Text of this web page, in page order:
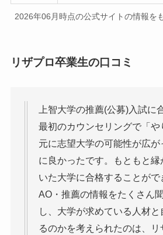
2026年06月時点の公式サイトの情報を
リザプロ卒業生の口コミ
上智大学の推薦(公募)入試に
最初のカウンセリングで「や
元に志望大学の可能性が広が
に良かったです。もともと縁
いた大学に合格することがで
AO・推薦の情報をたくさん
し、大学が求めている人材
るのかを考えられたのは、